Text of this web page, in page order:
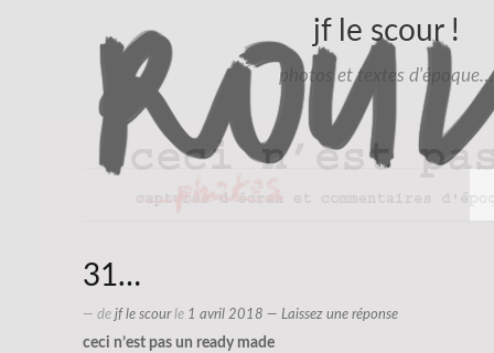
jf le scour !
photos et textes d'époque…
31…
— de jf le scourle 1 avril 2018 — Laissez une réponse
ceci n’est pas un ready made